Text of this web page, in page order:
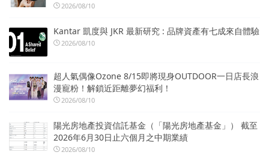
2026/08/10
Kantar 凱度與 JKR 最新研究 : 品牌資產有七成來自體驗
2026/08/10
超人氣偶像Ozone 8/15即將現身OUTDOOR一日店長浪
漫寵粉！解鎖近距離夢幻福利！
2026/08/10
陽光房地產投資信託基金（「陽光房地產基金」） 截至
2026年6月30日止六個月之中期業績
2026/08/10